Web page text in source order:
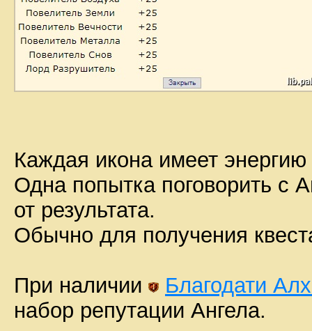
Каждая икона имеет энергию
Одна попытка поговорить с
от результата.
Обычно для получения
При наличии
Благодати
набор репутации Ангела.